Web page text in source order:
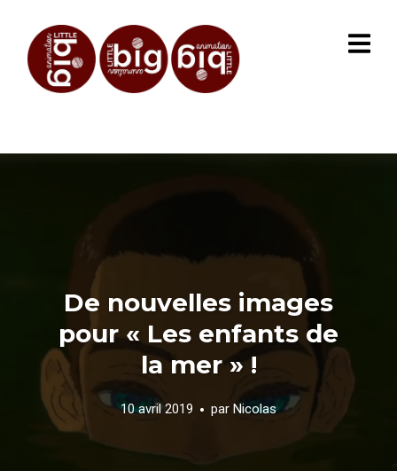
De nouvelles images
pour « Les enfants de
la mer » !
10 avril 2019 par Nicolas